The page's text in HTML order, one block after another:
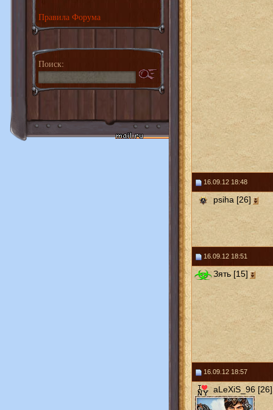
Правила Форума
Поиск:
16.09.12 18:48
psiha [26]
16.09.12 18:51
Зять [15]
16.09.12 18:57
aLeXiS_96 [26]